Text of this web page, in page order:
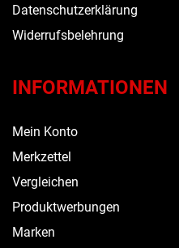
Datenschutzerklärung
Widerrufsbelehrung
INFORMATIONEN
Mein Konto
Merkzettel
Vergleichen
Produktwerbungen
Marken